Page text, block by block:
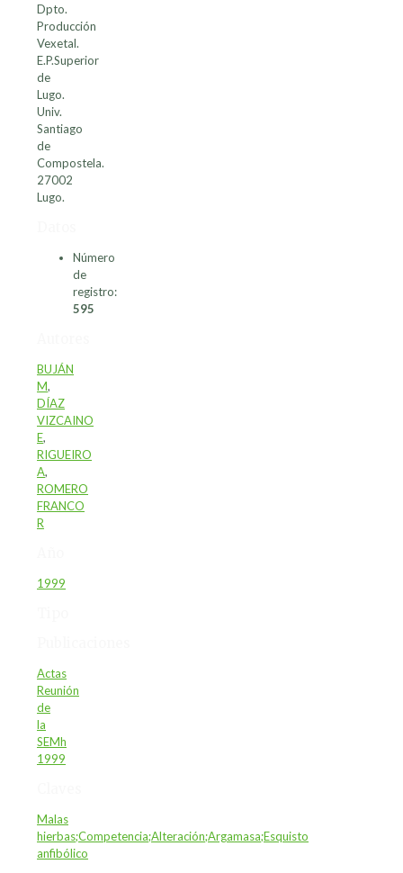
Dpto.
Producción
Vexetal.
E.P.Superior
de
Lugo.
Univ.
Santiago
de
Compostela.
27002
Lugo.
Número
de
registro:
595
BUJÁN
M,
DÍAZ
VIZCAINO
E,
RIGUEIRO
A,
ROMERO
FRANCO
R
1999
Actas
Reunión
de
la
SEMh
1999
Malas
hierbas;Competencia;Alteración;Argamasa;Esquisto
anfibólico